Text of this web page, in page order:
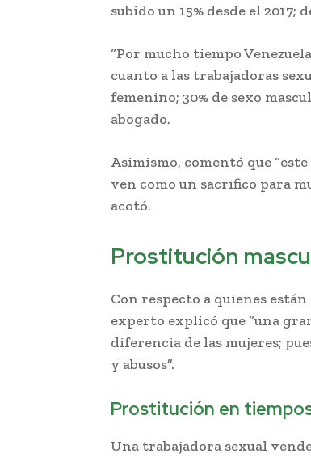
subido un 15% desde el
“Por mucho tiempo
cuanto a las trabajadoras
femenino; 30% de sexo
abogado.
Asimismo, comentó que
ven como un sacrifico para
acotó.
Prostitución
Con respecto a quienes
experto explicó que “una
diferencia de las mujeres;
y abusos”.
Prostitución en
Una trabajadora sexual